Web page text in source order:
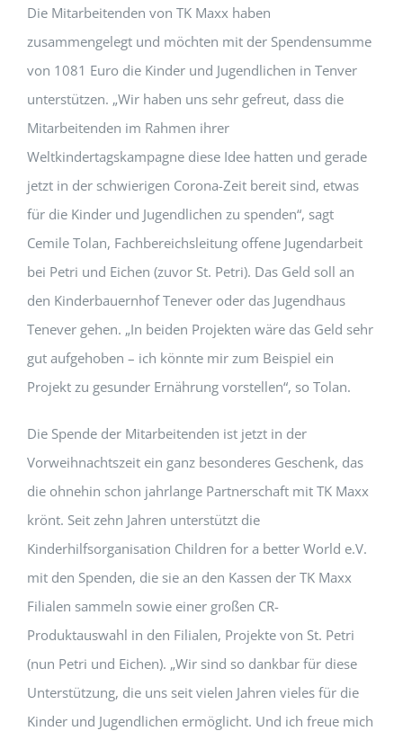
Die Mitarbeitenden von TK Maxx haben
zusammengelegt und möchten mit der Spendensumme
von 1081 Euro die Kinder und Jugendlichen in Tenver
unterstützen. „Wir haben uns sehr gefreut, dass die
Mitarbeitenden im Rahmen ihrer
Weltkindertagskampagne diese Idee hatten und gerade
jetzt in der schwierigen Corona-Zeit bereit sind, etwas
für die Kinder und Jugendlichen zu spenden“, sagt
Cemile Tolan, Fachbereichsleitung offene Jugendarbeit
bei Petri und Eichen (zuvor St. Petri). Das Geld soll an
den Kinderbauernhof Tenever oder das Jugendhaus
Tenever gehen. „In beiden Projekten wäre das Geld sehr
gut aufgehoben – ich könnte mir zum Beispiel ein
Projekt zu gesunder Ernährung vorstellen“, so Tolan.
Die Spende der Mitarbeitenden ist jetzt in der
Vorweihnachtszeit ein ganz besonderes Geschenk, das
die ohnehin schon jahrlange Partnerschaft mit TK Maxx
krönt. Seit zehn Jahren unterstützt die
Kinderhilfsorganisation Children for a better World e.V.
mit den Spenden, die sie an den Kassen der TK Maxx
Filialen sammeln sowie einer großen CR-
Produktauswahl in den Filialen, Projekte von St. Petri
(nun Petri und Eichen). „Wir sind so dankbar für diese
Unterstützung, die uns seit vielen Jahren vieles für die
Kinder und Jugendlichen ermöglicht. Und ich freue mich